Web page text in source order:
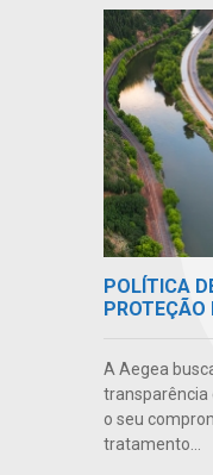
POLÍTICA
PROTEÇÃO
A Aegea
transparência
o seu
tratamento...